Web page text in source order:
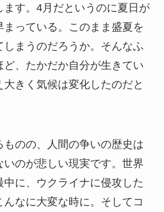
ます。4月だというのに夏日が
っている。このまま盛夏を
まうのだろうか。そんなふ
ど、たかだか自分が生きてい
きく気候は変化したのだと
のの、人間の争いの歴史は
いのが悲しい現実です。世界
に、ウクライナに侵攻した
んなに大変な時に。そしてコ